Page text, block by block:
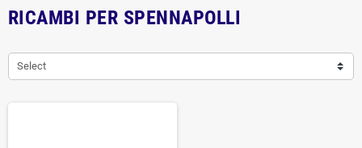
RICAMBI PER SPENNAPOLLI
Select